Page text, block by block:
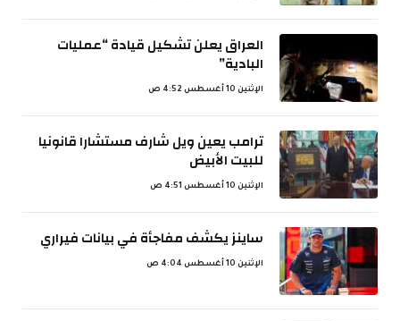
العراق يعلن تشكيل قيادة “عمليات
البادية”
الإثنين 10 أغسطس 4:52 ص
ترامب يعين ويل شارف مستشارا قانونيا
للبيت الأبيض
الإثنين 10 أغسطس 4:51 ص
ساينز يكشف مفاجأة في بيانات فيراري
الإثنين 10 أغسطس 4:04 ص